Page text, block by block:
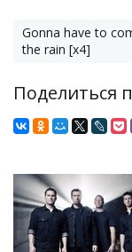
Gonna have to
the rain [x4]
Поделиться